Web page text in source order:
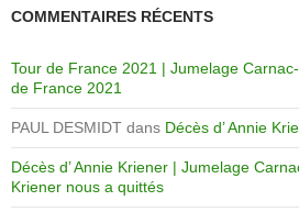
COMMENTAIRES RÉCENTS
Tour de France 2021 | Jumelage
de France 2021
PAUL DESMIDT dans Décès d’ Annie
Décès d’ Annie Kriener | Jumelage
Kriener nous a quittés